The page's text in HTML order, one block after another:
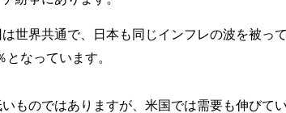
世界共通で、日本も同じインフレの波を被っ
なっています。
ものではありますが、米国では需要も伸びて